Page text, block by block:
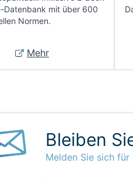
Datenbank mit über 600
Normen.
Mehr
Bleiben
Melden Sie sich